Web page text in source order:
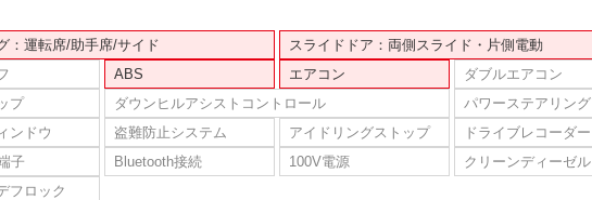
：運転席/助手席/サイド
スライドドア：両側スライド・片側電動
ABS エアコン
ダブルエアコン
プ
ダウンヒルアシストコントロール
パワーステアリング
ンドウ
盗難防止システム アイドリングストップ
ドライブレコーダー
子
Bluetooth接続 100V電源
クリーンディーゼル
フロック